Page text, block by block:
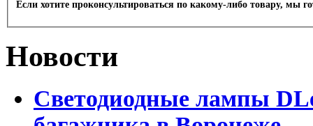
Если хотите проконсультироваться по какому-либо товару, мы
Новости
Светодиодные лампы